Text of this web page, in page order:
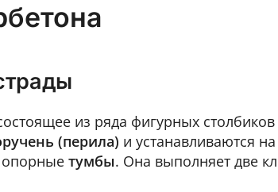
из ряда фигурных столбиков
(перила) и устанавливаются
опорные тумбы. Она выполняет две